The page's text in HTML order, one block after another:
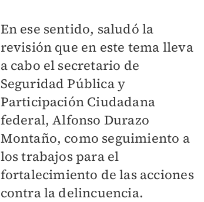
En ese sentido, saludó la
revisión que en este tema lleva
a cabo el secretario de
Seguridad Pública y
Participación Ciudadana
federal, Alfonso Durazo
Montaño, como seguimiento a
los trabajos para el
fortalecimiento de las acciones
contra la delincuencia.